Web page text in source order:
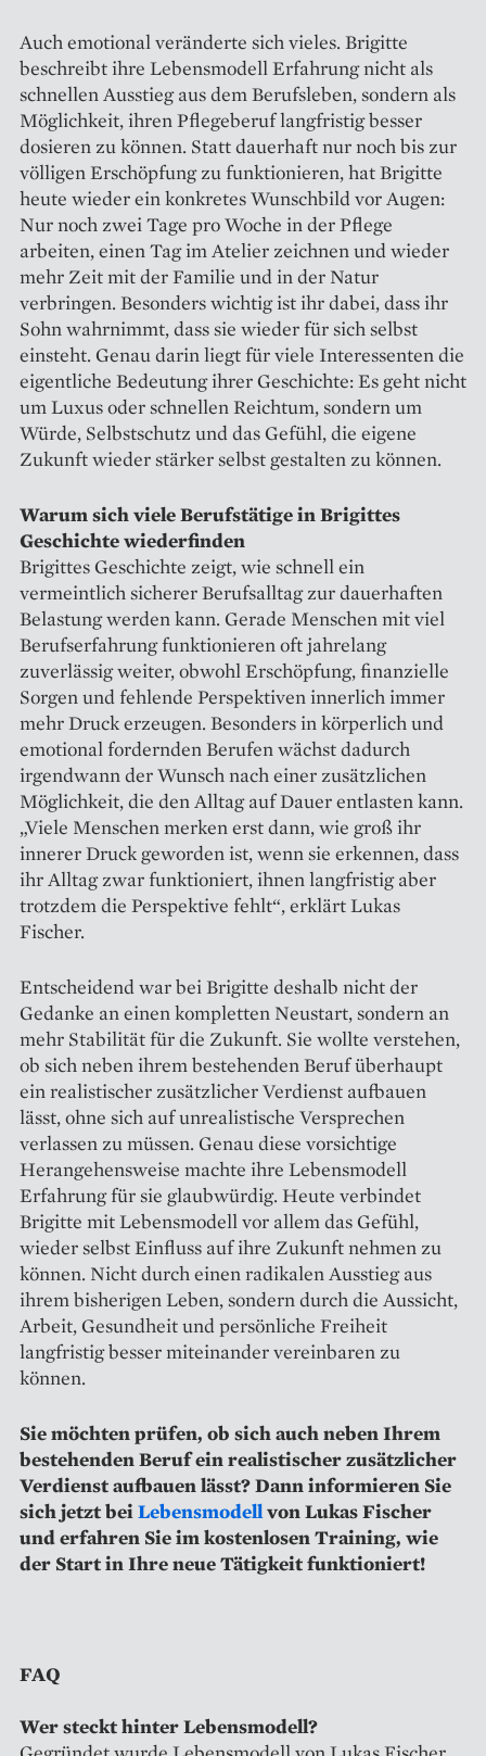
Auch emotional veränderte sich vieles. Brigitte
beschreibt ihre Lebensmodell Erfahrung nicht als
schnellen Ausstieg aus dem Berufsleben, sondern als
Möglichkeit, ihren Pflegeberuf langfristig besser
dosieren zu können. Statt dauerhaft nur noch bis zur
völligen Erschöpfung zu funktionieren, hat Brigitte
heute wieder ein konkretes Wunschbild vor Augen:
Nur noch zwei Tage pro Woche in der Pflege
arbeiten, einen Tag im Atelier zeichnen und wieder
mehr Zeit mit der Familie und in der Natur
verbringen. Besonders wichtig ist ihr dabei, dass ihr
Sohn wahrnimmt, dass sie wieder für sich selbst
einsteht. Genau darin liegt für viele Interessenten die
eigentliche Bedeutung ihrer Geschichte: Es geht nicht
um Luxus oder schnellen Reichtum, sondern um
Würde, Selbstschutz und das Gefühl, die eigene
Zukunft wieder stärker selbst gestalten zu können.
Warum sich viele Berufstätige in Brigittes
Geschichte wiederfinden
Brigittes Geschichte zeigt, wie schnell ein
vermeintlich sicherer Berufsalltag zur dauerhaften
Belastung werden kann. Gerade Menschen mit viel
Berufserfahrung funktionieren oft jahrelang
zuverlässig weiter, obwohl Erschöpfung, finanzielle
Sorgen und fehlende Perspektiven innerlich immer
mehr Druck erzeugen. Besonders in körperlich und
emotional fordernden Berufen wächst dadurch
irgendwann der Wunsch nach einer zusätzlichen
Möglichkeit, die den Alltag auf Dauer entlasten kann.
„Viele Menschen merken erst dann, wie groß ihr
innerer Druck geworden ist, wenn sie erkennen, dass
ihr Alltag zwar funktioniert, ihnen langfristig aber
trotzdem die Perspektive fehlt“, erklärt Lukas
Fischer.
Entscheidend war bei Brigitte deshalb nicht der
Gedanke an einen kompletten Neustart, sondern an
mehr Stabilität für die Zukunft. Sie wollte verstehen,
ob sich neben ihrem bestehenden Beruf überhaupt
ein realistischer zusätzlicher Verdienst aufbauen
lässt, ohne sich auf unrealistische Versprechen
verlassen zu müssen. Genau diese vorsichtige
Herangehensweise machte ihre Lebensmodell
Erfahrung für sie glaubwürdig. Heute verbindet
Brigitte mit Lebensmodell vor allem das Gefühl,
wieder selbst Einfluss auf ihre Zukunft nehmen zu
können. Nicht durch einen radikalen Ausstieg aus
ihrem bisherigen Leben, sondern durch die Aussicht,
Arbeit, Gesundheit und persönliche Freiheit
langfristig besser miteinander vereinbaren zu
können.
Sie möchten prüfen, ob sich auch neben Ihrem
bestehenden Beruf ein realistischer zusätzlicher
Verdienst aufbauen lässt? Dann informieren Sie
sich jetzt beiLebensmodellvon Lukas Fischer
und erfahren Sie im kostenlosen Training, wie
der Start in Ihre neue Tätigkeit funktioniert!
FAQ
Wer steckt hinter Lebensmodell?